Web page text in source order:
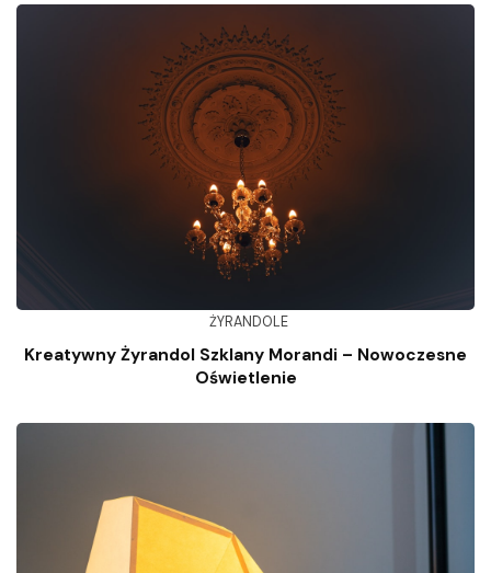
ŻYRANDOLE
Kreatywny Żyrandol Szklany Morandi – Nowoczesne
Oświetlenie